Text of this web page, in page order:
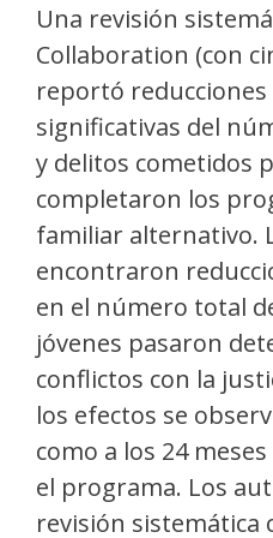
Una revisión
Collaboration (con
reportó
significativas del
y delitos cometidos
completaron los
familiar alternativo.
encontraron
en el número total
jóvenes pasaron
conflictos con la
los efectos se
como a los 24
el programa. Los
revisión sistemática